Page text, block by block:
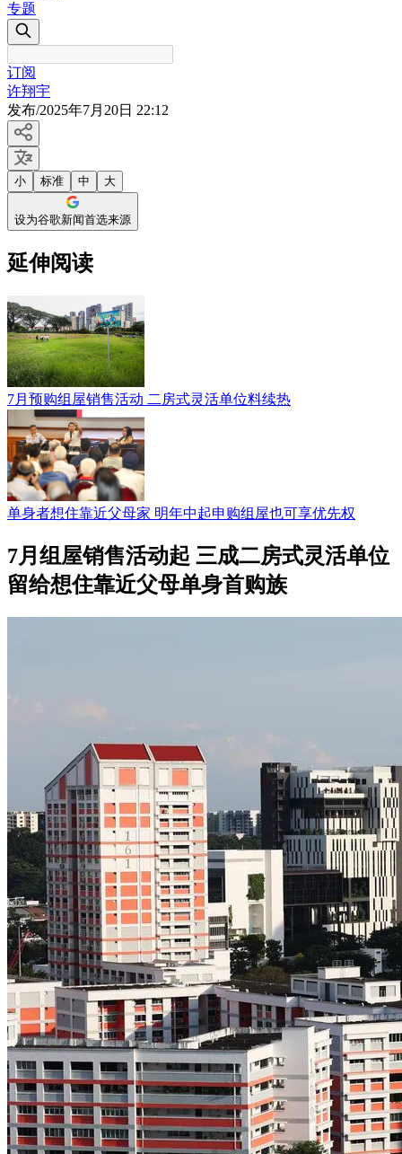
专题
订阅
许翔宇
发布/2025年7月20日 22:12
小 标准 中 大
设为谷歌新闻首选来源
延伸阅读
7月预购组屋销售活动 二房式灵活单位料续热
单身者想住靠近父母家 明年中起申购组屋也可享优先权
7月组屋销售活动起 三成二房式灵活单位
留给想住靠近父母单身首购族